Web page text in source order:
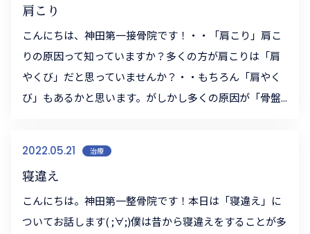
肩こり
こんにちは、神田第一接骨院です！・・「肩こり」肩こ
りの原因って知っていますか？多くの方が肩こりは「肩
やくび」だと思っていませんか？・・もちろん「肩やく
び」もあるかと思います。がしかし多くの原因が「骨盤...
2022.05.21 治療
寝違え
こんにちは。神田第一整骨院です！本日は「寝違え」に
ついてお話します( ;∀;)僕は昔から寝違えをすることが多